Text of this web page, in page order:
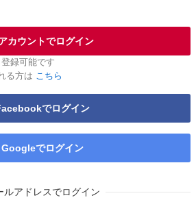
カウントでログイン
録可能です
る方は こちら
でログイン
Googleでログイン
ルアドレスでログイン